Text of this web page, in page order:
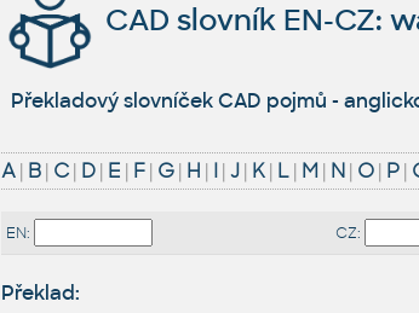
CAD slovník EN-CZ:
Překladový slovníček CAD pojmů -
A| B| C| D| E | F| G| H | I | J| K| L| M | N| O| P|
EN: CZ:
Překlad: